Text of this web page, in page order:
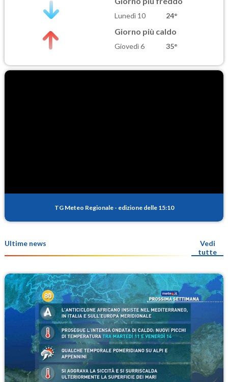
Lunedì 10 24°
Giorno più caldo
Giovedì 6 35°
TG Meteo Regionale - edizione delle 15:10
Ultime news
Vedi
tutte